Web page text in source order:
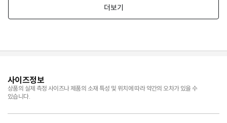
사이즈정보
상품의 실제 측정 사이즈나 제품의 소재 특성 및 위치에 따라 약간의 오차가 있을 수
있습니다.